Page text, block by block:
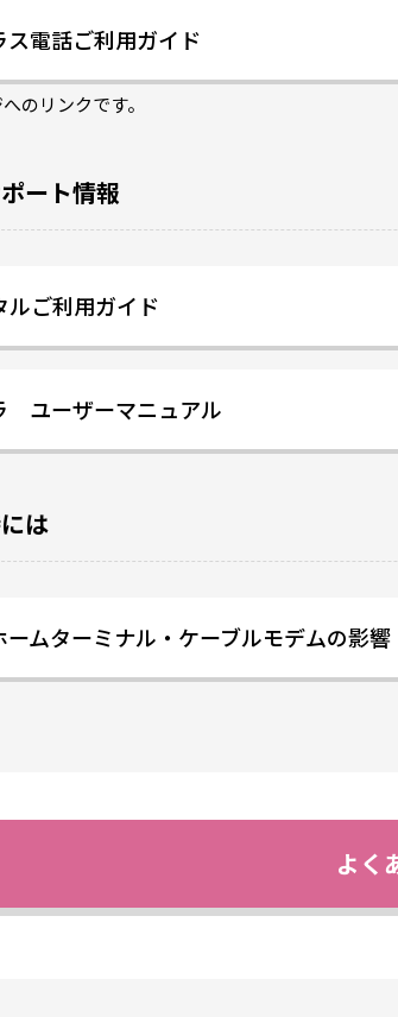
ス電話ご利用ガイド
のリンクです。
ート情報
ルご利用ガイド
ユーザーマニュアル
は
ームターミナル・ケーブルモデムの影響
よく